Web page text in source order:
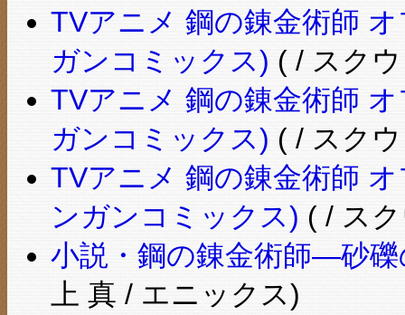
TVアニメ 鋼の錬金術師
ガンコミックス) ( / スク
TVアニメ 鋼の錬金術師
ガンコミックス) ( / スク
TVアニメ 鋼の錬金術師
ンガンコミックス) ( / ス
小説・鋼の錬金術師―砂
上 真 / エニックス)